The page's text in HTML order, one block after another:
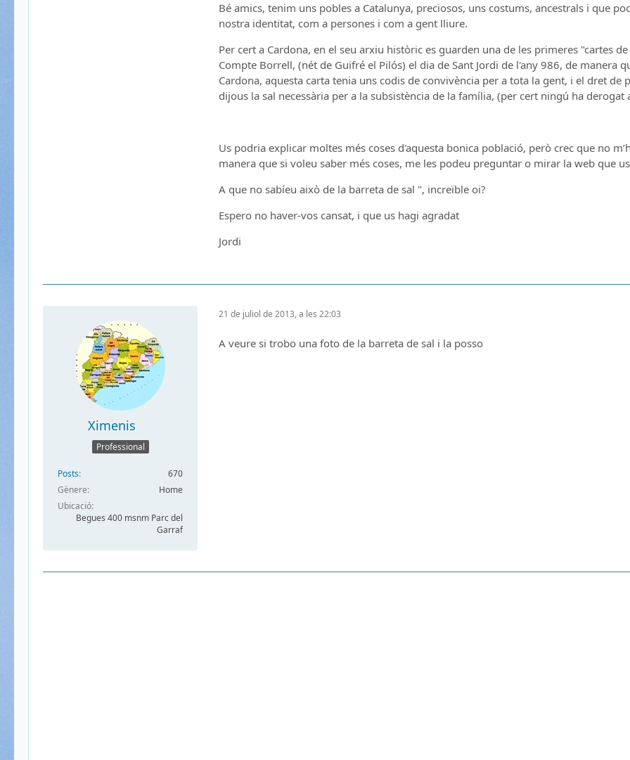
Bé amics, tenim uns pobles a Catalunya, preciosos, uns costums, ancestrals i que
nostra identitat, com a persones i com a gent lliure.
Per cert a Cardona, en el seu arxiu històric es guarden una de les primeres "cartes
Compte Borrell, (nét de Guifré el Pilós) el dia de Sant Jordi de l'any 986, de manera
Cardona, aquesta carta tenia uns codis de convivència per a tota la gent, i el dret
dijous la sal necessària per a la subsistència de la família, (per cert ningú ha
Us podria explicar moltes més coses d'aquesta bonica població, però crec que no
manera que si voleu saber més coses, me les podeu preguntar o mirar la web que
A que no sabíeu això de la barreta de sal ", increïble oi?
Espero no haver-vos cansat, i que us hagi agradat
Jordi
Ximenis
Professional
Posts
670
Gènere
Home
Ubicació
Begues 400 msnm Parc del
Garraf
21 de juliol de 2013, a les 22:03
A veure si trobo una foto de la barreta de sal i la posso